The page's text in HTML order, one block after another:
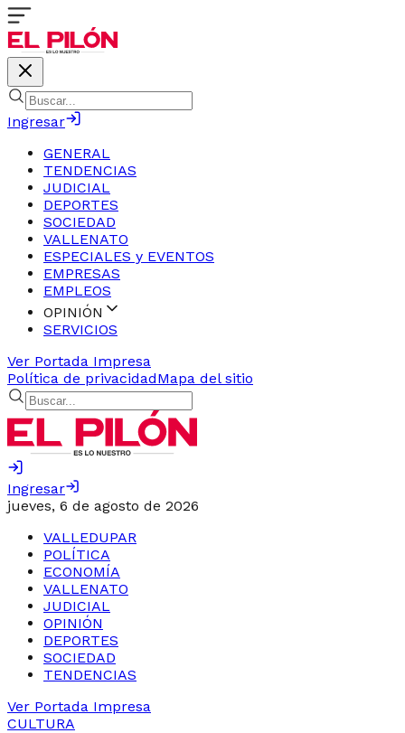
Ingresar
GENERAL
TENDENCIAS
JUDICIAL
DEPORTES
SOCIEDAD
VALLENATO
ESPECIALES y EVENTOS
EMPRESAS
EMPLEOS
OPINIÓN
SERVICIOS
Ver Portada Impresa
Política de privacidadMapa del sitio
Ingresar
jueves, 6 de agosto de 2026
VALLEDUPAR
POLÍTICA
ECONOMÍA
VALLENATO
JUDICIAL
OPINIÓN
DEPORTES
SOCIEDAD
TENDENCIAS
Ver Portada Impresa
CULTURA